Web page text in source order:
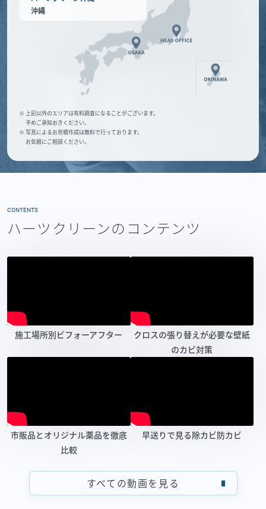
沖縄
※ 上記以外のエリアは有料調査になることがございます。
予めご承知おきください。
※ 写真によるお見積作成は無料で行っております。
お気軽にご相談ください。
CONTENTS
ハーツクリーンのコンテンツ
施工場所別ビフォーアフター
クロスの張り替えが必要な壁紙
のカビ対策
市販品とオリジナル薬品を徹底
比較
早送りで見る除カビ防カビ
すべての動画を見る